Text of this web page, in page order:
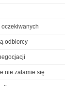
odbiorcy
nie załamie się